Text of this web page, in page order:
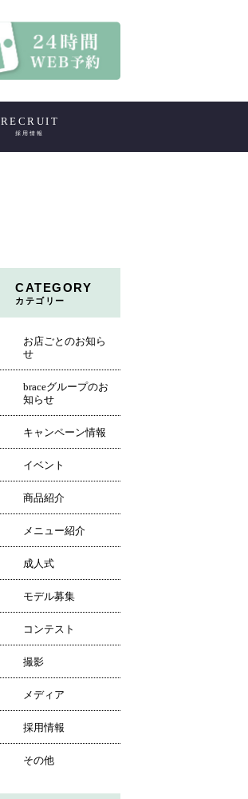
RECRUIT
採用情報
CATEGORY
カテゴリー
お店ごとのお知ら
せ
braceグループのお
知らせ
キャンペーン情報
イベント
商品紹介
メニュー紹介
成人式
モデル募集
コンテスト
撮影
メディア
採用情報
その他